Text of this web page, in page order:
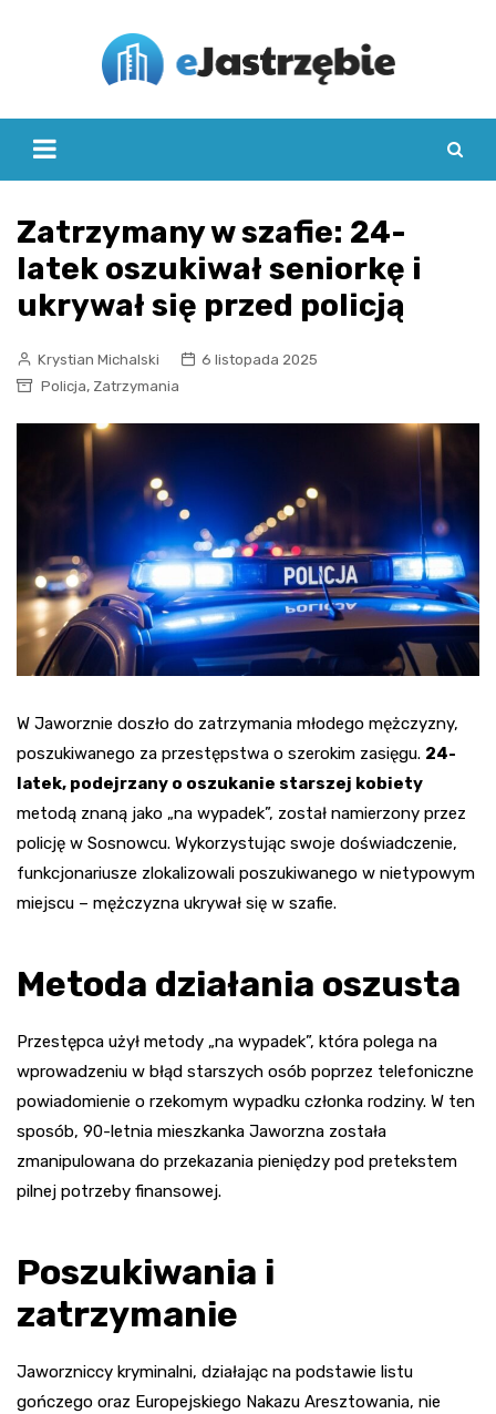
Zatrzymany w szafie: 24-
latek oszukiwał seniorkę i
ukrywał się przed policją
Krystian Michalski
6 listopada 2025
Policja, Zatrzymania
W Jaworznie doszło do zatrzymania młodego mężczyzny,
poszukiwanego za przestępstwa o szerokim zasięgu. 24-
latek, podejrzany o oszukanie starszej kobiety
metodą znaną jako „na wypadek”, został namierzony przez
policję w Sosnowcu. Wykorzystując swoje doświadczenie,
funkcjonariusze zlokalizowali poszukiwanego w nietypowym
miejscu – mężczyzna ukrywał się w szafie.
Metoda działania oszusta
Przestępca użył metody „na wypadek”, która polega na
wprowadzeniu w błąd starszych osób poprzez telefoniczne
powiadomienie o rzekomym wypadku członka rodziny. W ten
sposób, 90-letnia mieszkanka Jaworzna została
zmanipulowana do przekazania pieniędzy pod pretekstem
pilnej potrzeby finansowej.
Poszukiwania i
zatrzymanie
Jaworzniccy kryminalni, działając na podstawie listu
gończego oraz Europejskiego Nakazu Aresztowania, nie